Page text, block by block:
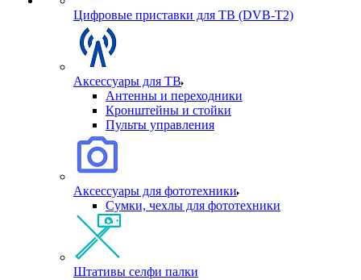
Цифровые приставки для ТВ (DVB-T2)
Аксессуары для ТВ
Антенны и переходники
Кронштейны и стойки
Пульты управления
Аксессуары для фототехники
Сумки, чехлы для фототехники
Штативы селфи палки